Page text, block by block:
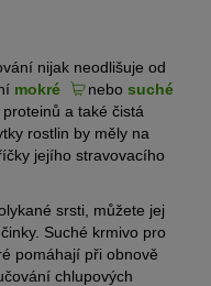
nijak neodlišuje od
mokré nebo suché
a také čistá
rostlin by měly na
jejího stravovacího
srsti, můžete jej
Suché krmivo pro
pomáhají při obnově
chlupových